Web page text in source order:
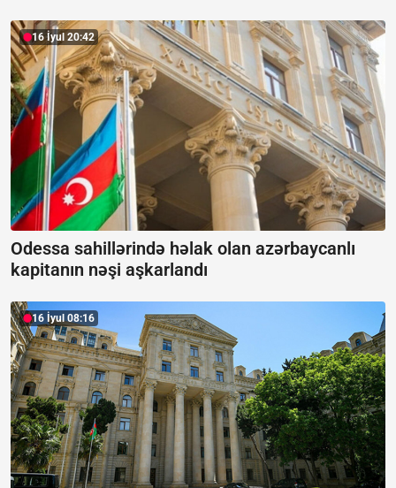
16 İyul 20:42
Odessa sahillərində həlak olan azərbaycanlı
kapitanın nəşi aşkarlandı
16 İyul 08:16